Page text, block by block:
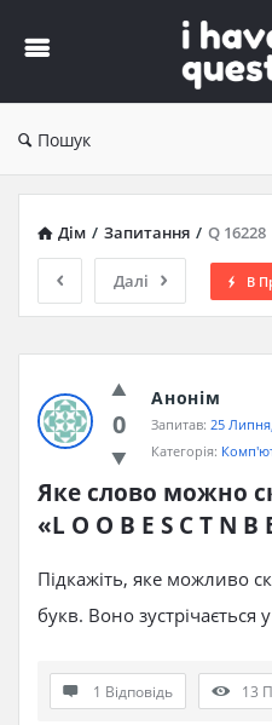
Пошук
Дім / Запитання / Q 16228
Далі В
0
Анонім
Запитав: 25
Категорія:
Яке слово можно
«L O O B E S C T N B
Підкажіть, яке можливо
букв. Воно зустрічається у
1 Відповідь 13